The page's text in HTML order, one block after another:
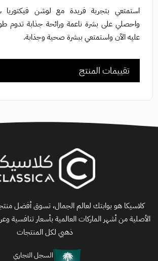
استمتعي بتجربة فريدة مع لوشن
واحصلي على بشرة ناعمة ورائحة جذابة تدوم
عليه الآن واستمتعي ببشرة صحية وجذابة.
تقييمات المنتج
كلاسيكا هو بوابتك لعالم الجمال، تسوق أفضل
الأصلية من أشهر الماركات العالمية بأسعار
ذهبي لكل المنتجات
السجل التجاري